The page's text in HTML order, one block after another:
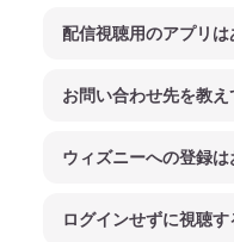
配信視聴用のアプリは
お問い合わせ先を教
ウィズニーへの登録
ログインせずに視聴